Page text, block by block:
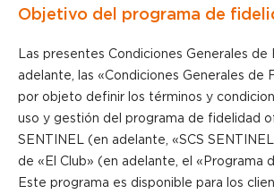
Objetivo del programa de
Las presentes Condiciones Generales de
adelante, las «Condiciones Generales de
por objeto definir los términos y
uso y gestión del programa de fidelidad
SENTINEL (en adelante, «SCS
de «El Club» (en adelante, el «Programa
Este programa es disponible para los